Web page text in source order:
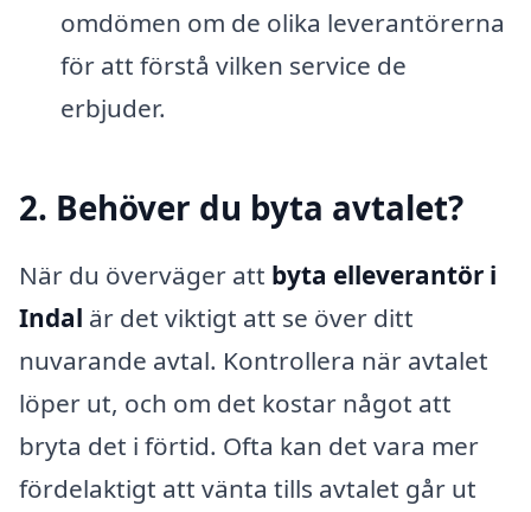
omdömen om de olika leverantörerna
för att förstå vilken service de
erbjuder.
2. Behöver du byta avtalet?
När du överväger att byta elleverantör i
Indal är det viktigt att se över ditt
nuvarande avtal. Kontrollera när avtalet
löper ut, och om det kostar något att
bryta det i förtid. Ofta kan det vara mer
fördelaktigt att vänta tills avtalet går ut